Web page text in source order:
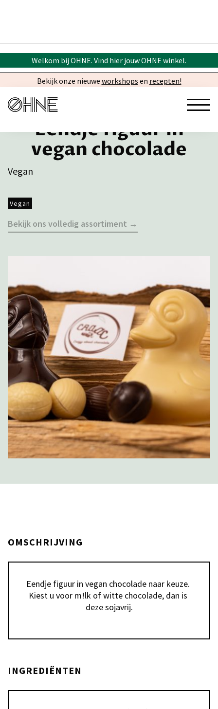
Welkom bij OHNE. Vind hier jouw OHNE winkel.
Bekijk onze nieuwe workshops en recepten!
Eendje figuur in
vegan chocolade
Vegan
Vegan
Bekijk ons volledig assortiment →
OMSCHRIJVING
Eendje figuur in vegan chocolade naar keuze.
Kiest u voor m!lk of witte chocolade, dan is
deze sojavrij.
INGREDIËNTEN